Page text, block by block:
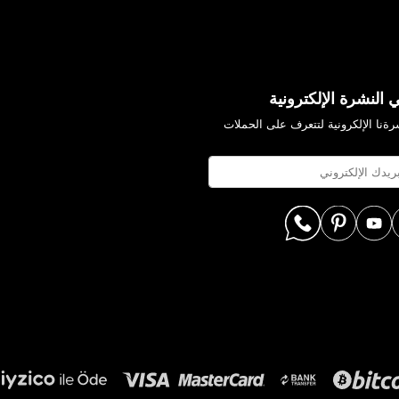
النشرة الإلكترونية
الإلكرونية لتتعرف على الحملات